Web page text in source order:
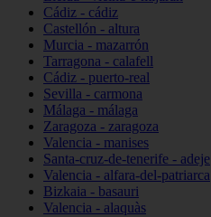
Cádiz - cádiz
Castellón - altura
Murcia - mazarrón
Tarragona - calafell
Cádiz - puerto-real
Sevilla - carmona
Málaga - málaga
Zaragoza - zaragoza
Valencia - manises
Santa-cruz-de-tenerife - adeje
Valencia - alfara-del-patriarca
Bizkaia - basauri
Valencia - alaquàs